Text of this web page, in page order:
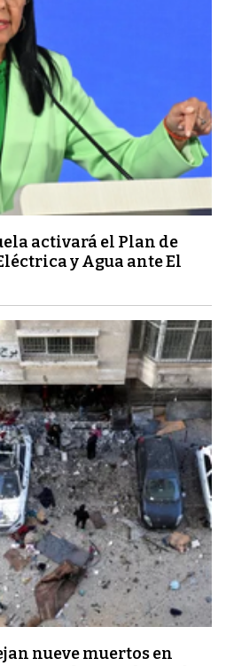
activará el Plan de
y Agua ante El
nueve muertos en